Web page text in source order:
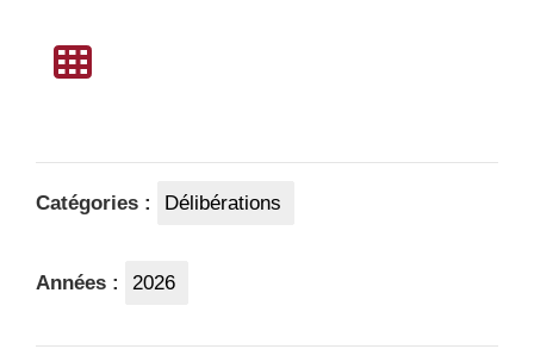
Catégories : Délibérations
Années : 2026